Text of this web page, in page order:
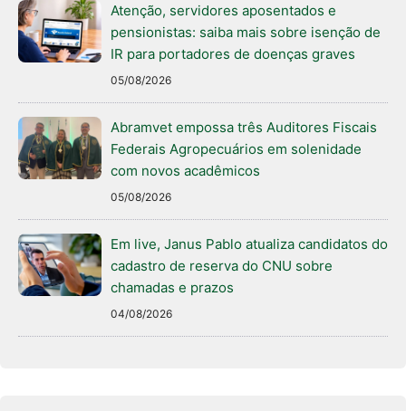
Atenção, servidores aposentados e
pensionistas: saiba mais sobre isenção de
IR para portadores de doenças graves
05/08/2026
Abramvet empossa três Auditores Fiscais
Federais Agropecuários em solenidade
com novos acadêmicos
05/08/2026
Em live, Janus Pablo atualiza candidatos do
cadastro de reserva do CNU sobre
chamadas e prazos
04/08/2026